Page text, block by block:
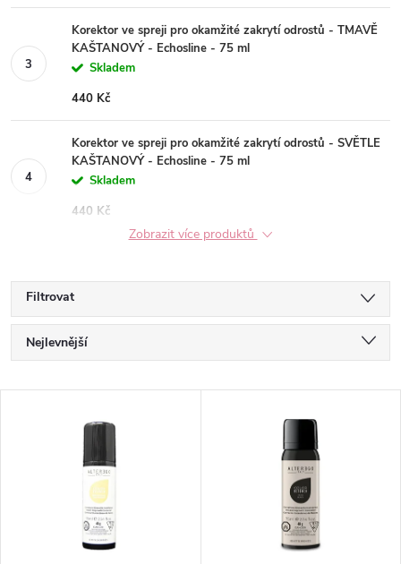
Korektor ve spreji pro okamžité zakrytí odrostů - TMAVĚ
KAŠTANOVÝ - Echosline - 75 ml
Skladem
440 Kč
Korektor ve spreji pro okamžité zakrytí odrostů - SVĚTLE
KAŠTANOVÝ - Echosline - 75 ml
Skladem
440 Kč
Zobrazit více produktů
Filtrovat
Ř
a
Nejlevnější